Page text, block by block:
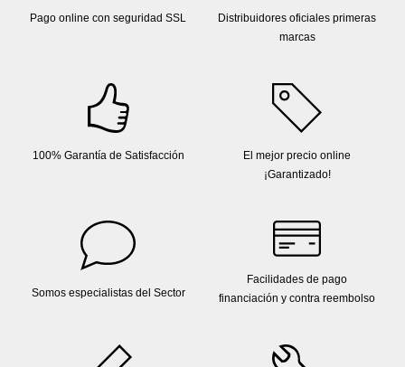
Pago online con seguridad SSL
Distribuidores oficiales primeras
marcas
100% Garantía de Satisfacción
El mejor precio online
¡Garantizado!
Somos especialistas del Sector
Facilidades de pago
financiación y contra reembolso